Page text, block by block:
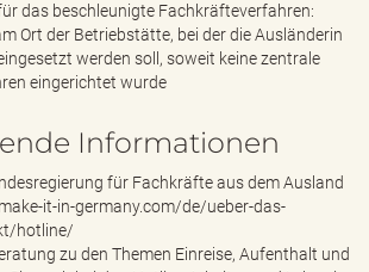
das beschleunigte Fachkräfteverfahren:
Ort der Betriebstätte, bei der die Ausländerin
werden soll, soweit keine zentrale
eingerichtet wurde
Informationen
für Fachkräfte aus dem Ausland
it-in-germany.com/de/ueber-das-
hotline/
zu den Themen Einreise, Aufenthalt und